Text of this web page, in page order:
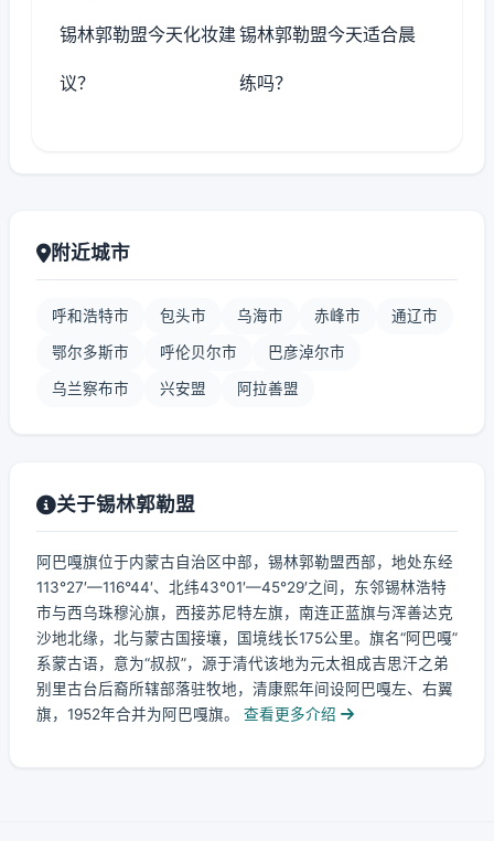
锡林郭勒盟今天化妆建
议？
锡林郭勒盟今天适合晨
练吗？
附近城市
呼和浩特市 包头市 乌海市 赤峰市 通辽市
鄂尔多斯市 呼伦贝尔市 巴彦淖尔市
乌兰察布市 兴安盟 阿拉善盟
关于锡林郭勒盟
阿巴嘎旗位于内蒙古自治区中部，锡林郭勒盟西部，地处东经
113°27′—116°44′、北纬43°01′—45°29′之间，东邻锡林浩特
市与西乌珠穆沁旗，西接苏尼特左旗，南连正蓝旗与浑善达克
沙地北缘，北与蒙古国接壤，国境线长175公里。旗名“阿巴嘎”
系蒙古语，意为“叔叔”，源于清代该地为元太祖成吉思汗之弟
别里古台后裔所辖部落驻牧地，清康熙年间设阿巴嘎左、右翼
旗，1952年合并为阿巴嘎旗。
查看更多介绍